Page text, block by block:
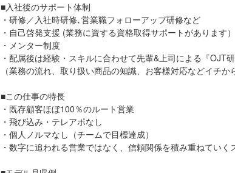
■入社後のサポート体制
・研修／入社時研修､営業職フォローアップ研修など
・自己啓発支援 (業務に資する資格取得サポートがあります）
・メンター制度
・配属後は経験・スキルに合わせて先輩&上司による『OJT
（業務の流れ、取り扱い商品の知識、お客様対応などイチか
■この仕事の特長
・既存顧客ほぼ100％のルート営業
・飛び込み・テレアポなし
・個人ノルマなし（チームで目標達成）
・数字に追われる営業ではなく、信頼関係を積み重ねていく